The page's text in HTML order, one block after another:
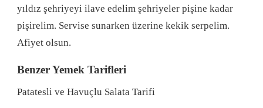
yıldız şehriyeyi ilave edelim şehriyeler pişine kadar
pişirelim. Servise sunarken üzerine kekik serpelim.
Afiyet olsun.
Benzer Yemek Tarifleri
Patatesli ve Havuçlu Salata Tarifi